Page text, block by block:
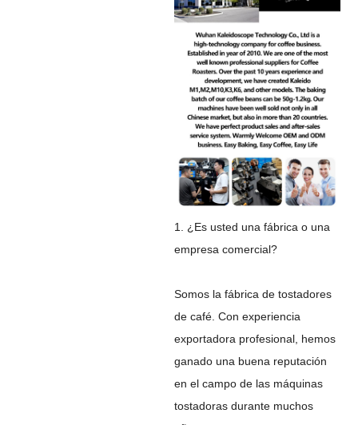
1. ¿Es usted una fábrica o una
empresa comercial?
Somos la fábrica de tostadores
de café. Con experiencia
exportadora profesional, hemos
ganado una buena reputación
en el campo de las máquinas
tostadoras durante muchos